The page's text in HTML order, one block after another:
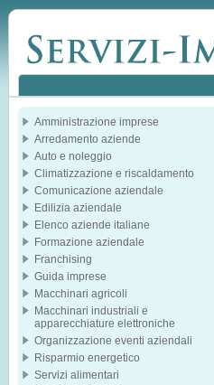
Amministrazione imprese
Arredamento aziende
Auto e noleggio
Climatizzazione e riscaldamento
Comunicazione aziendale
Edilizia aziendale
Elenco aziende italiane
Formazione aziendale
Franchising
Guida imprese
Macchinari agricoli
Macchinari industriali e
apparecchiature elettroniche
Organizzazione eventi aziendali
Risparmio energetico
Servizi alimentari